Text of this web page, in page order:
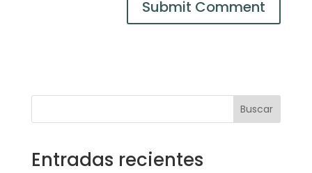
Buscar
Entradas recientes